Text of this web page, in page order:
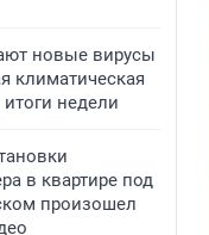
новые вирусы
климатическая
итоги недели
в квартире под
произошел